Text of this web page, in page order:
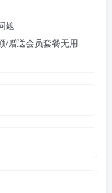
题
/赠送会员套餐无用